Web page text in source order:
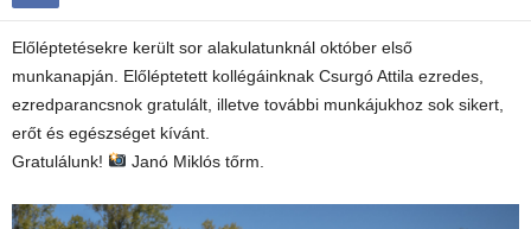
Előléptetésekre került sor alakulatunknál október első
munkanapján. Előléptetett kollégáinknak Csurgó Attila ezredes,
ezredparancsnok gratulált, illetve további munkájukhoz sok sikert,
erőt és egészséget kívánt.
Gratulálunk!
Janó Miklós tőrm.